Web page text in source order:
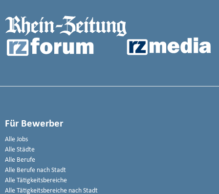
Für Bewerber
Alle Jobs
Alle Städte
Alle Berufe
Alle Berufe nach Stadt
Alle Tätigkeitsbereiche
Alle Tätigkeitsbereiche nach Stadt